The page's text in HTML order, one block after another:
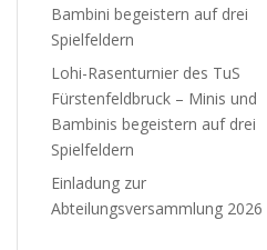
Bambini begeistern auf drei
Spielfeldern
Lohi-Rasenturnier des TuS
Fürstenfeldbruck – Minis und
Bambinis begeistern auf drei
Spielfeldern
Einladung zur
Abteilungsversammlung 2026